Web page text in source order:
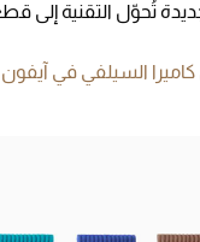
تُحوّل التقنية إلى
السيلفي في آيفون 2027 بتقنية ثورية وجديدة